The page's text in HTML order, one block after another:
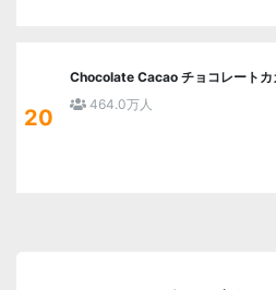
20
Chocolate Cacao チョコレートカ
464.0万人